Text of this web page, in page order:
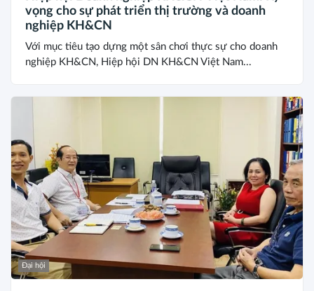
vọng cho sự phát triển thị trường và doanh
nghiệp KH&CN
Với mục tiêu tạo dựng một sân chơi thực sự cho doanh
nghiệp KH&CN, Hiệp hội DN KH&CN Việt Nam...
Đại hội